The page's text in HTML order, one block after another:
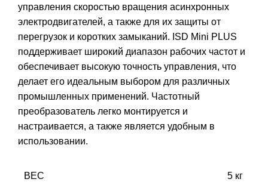
управления скоростью вращения асинхронных
электродвигателей, а также для их защиты от
перегрузок и коротких замыканий. ISD Mini PLUS
поддерживает широкий диапазон рабочих частот и
обеспечивает высокую точность управления, что
делает его идеальным выбором для различных
промышленных применений. Частотный
преобразователь легко монтируется и
настраивается, а также является удобным в
использовании.
ВЕС 5 кг